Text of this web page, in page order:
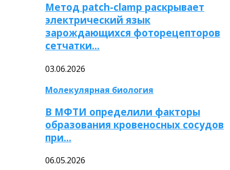
Метод patch-clamp раскрывает
электрический язык
зарождающихся фоторецепторов
сетчатки…
03.06.2026
Молекулярная биология
В МФТИ определили факторы
образования кровеносных сосудов
при…
06.05.2026